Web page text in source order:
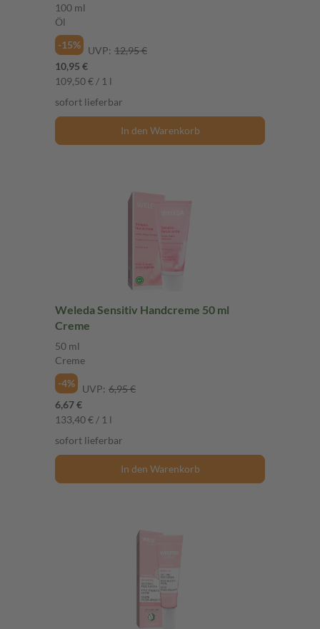
100 ml
Öl
-15%
UVP: 12,95 €
10,95 €
109,50 € / 1 l
sofort lieferbar
In den Warenkorb
Weleda Sensitiv Handcreme 50 ml
Creme
50 ml
Creme
-4%
UVP: 6,95 €
6,67 €
133,40 € / 1 l
sofort lieferbar
In den Warenkorb